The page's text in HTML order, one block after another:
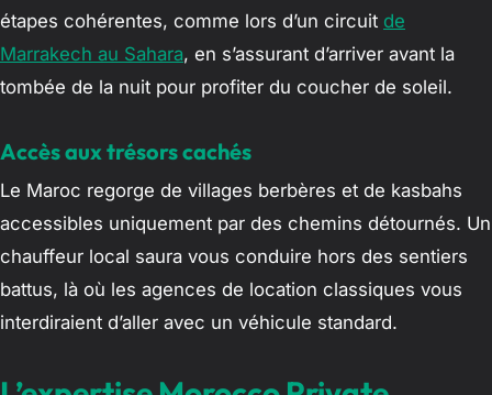
étapes cohérentes, comme lors d’un circuit de
Marrakech au Sahara, en s’assurant d’arriver avant la
tombée de la nuit pour profiter du coucher de soleil.
Accès aux trésors cachés
Le Maroc regorge de villages berbères et de kasbahs
accessibles uniquement par des chemins détournés. Un
chauffeur local saura vous conduire hors des sentiers
battus, là où les agences de location classiques vous
interdiraient d’aller avec un véhicule standard.